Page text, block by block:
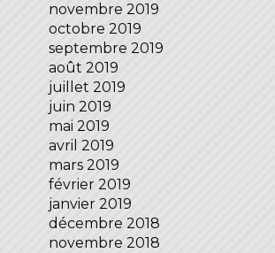
novembre 2019
octobre 2019
septembre 2019
août 2019
juillet 2019
juin 2019
mai 2019
avril 2019
mars 2019
février 2019
janvier 2019
décembre 2018
novembre 2018